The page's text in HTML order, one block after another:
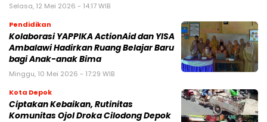
Selasa, 12 Mei 2026 - 14:17 WIB
Pendidikan
Kolaborasi YAPPIKA ActionAid dan YISA
Ambalawi Hadirkan Ruang Belajar Baru
bagi Anak-anak Bima
Minggu, 10 Mei 2026 - 17:29 WIB
Kota Depok
Ciptakan Kebaikan, Rutinitas
Komunitas Ojol Droka Cilodong Depok